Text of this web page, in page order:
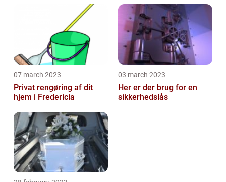
07 march 2023
Privat rengøring af dit
hjem i Fredericia
03 march 2023
Her er der brug for en
sikkerhedslås